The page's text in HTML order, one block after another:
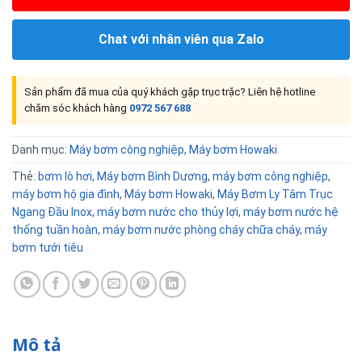
Chat với nhân viên qua Zalo
Sản phẩm đã mua của quý khách gặp trục trặc? Liên hệ hotline
chăm sóc khách hàng 0972 567 688
Danh mục: Máy bơm công nghiệp, Máy bơm Howaki
Thẻ: bơm lò hơi, Máy bơm Bình Dương, máy bơm công nghiệp,
máy bơm hộ gia đình, Máy bơm Howaki, Máy Bơm Ly Tâm Trục
Ngang Đầu Inox, máy bơm nước cho thủy lợi, máy bơm nước hệ
thống tuần hoàn, máy bơm nước phòng cháy chữa cháy, máy
bơm tưới tiêu
Mô tả